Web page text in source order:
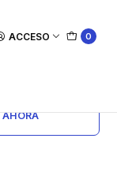
ACCESO 0
AHORA